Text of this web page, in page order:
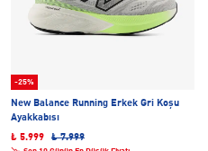
-25%
New Balance Running Erkek Gri Koşu
Ayakkabısı
₺ 5.999
₺ 7.999